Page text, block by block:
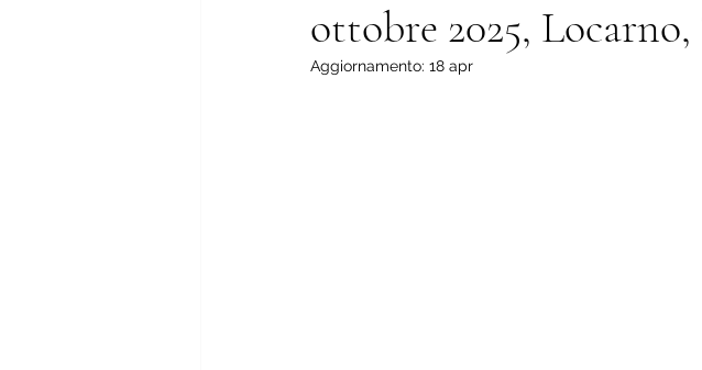
ottobre 2025,
Aggiornamento: 18 apr